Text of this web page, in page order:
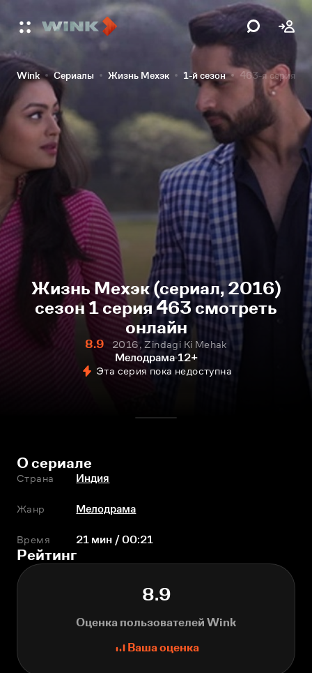
Wink Сериалы Жизнь Мехэк 1-й сезон 463-я серия
Жизнь Мехэк (сериал, 2016)
сезон 1 серия 463 смотреть
онлайн
8.9
2016, Zindagi Ki Mehak
Мелодрама 12+
Эта серия пока недоступна
О сериале
Страна Индия
Жанр Мелодрама
Время 21 мин / 00:21
Рейтинг
8.9
Оценка пользователей Wink
Ваша оценка